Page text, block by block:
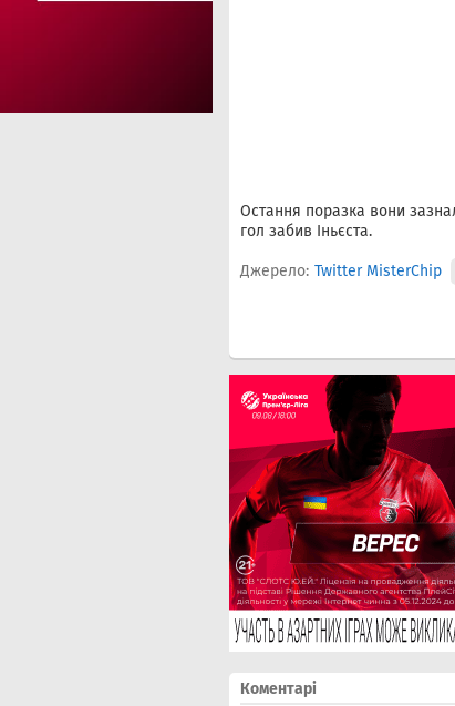
Остання поразка вони
гол забив Іньєста.
Джерело: Twitter MisterChip
Коментарі